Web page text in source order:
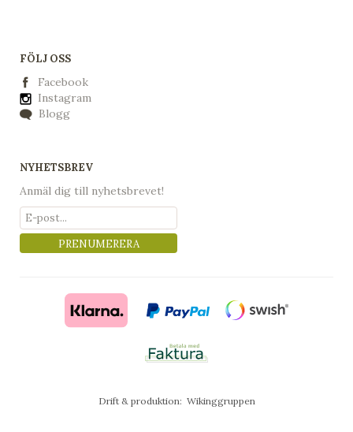
FÖLJ OSS
Facebook
Instagram
Blogg
NYHETSBREV
Anmäl dig till nyhetsbrevet!
PRENUMERERA
Drift & produktion: Wikinggruppen